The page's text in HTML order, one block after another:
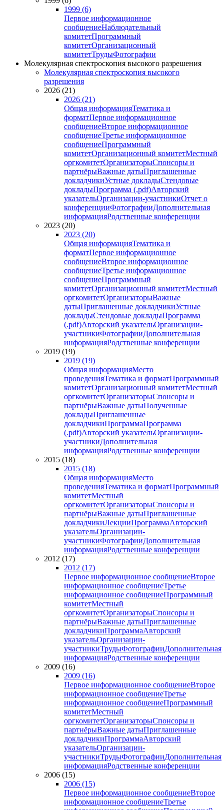
1999 (6)
Первое информационное
сообщениеНаблюдательный
комитетПрограммный
комитетОрганизационный
комитетТрудыФотографии
Молекулярная спектроскопия высокого разрешения
Молекулярная спектроскопия высокого
разрешения
2026 (21)
2026 (21)
Общая информацияТематика и
форматПервое информационное
сообщениеВторое информационное
сообщениеТретье информационное
сообщениеПрограммный
комитетОрганизационный комитетМестный
оргкомитетОрганизаторыСпонсоры и
партнёрыВажные датыПриглашенные
докладчикиУстные докладыСтендовые
докладыПрограмма (.pdf)Авторский
указательОрганизации-участникиОтчет о
конференцииФотографииДополнительная
информацияРодственные конференции
2023 (20)
2023 (20)
Общая информацияТематика и
форматПервое информационное
сообщениеВторое информационное
сообщениеТретье информационное
сообщениеПрограммный
комитетОрганизационный комитетМестный
оргкомитетОрганизаторыВажные
датыПриглашенные докладчикиУстные
докладыСтендовые докладыПрограмма
(.pdf)Авторский указательОрганизации-
участникиФотографииДополнительная
информацияРодственные конференции
2019 (19)
2019 (19)
Общая информацияМесто
проведенияТематика и форматПрограммный
комитетОрганизационный комитетМестный
оргкомитетОрганизаторыСпонсоры и
партнёрыВажные датыПолученные
докладыПриглашенные
докладчикиПрограммаПрограмма
(.pdf)Авторский указательОрганизации-
участникиДополнительная
информацияРодственные конференции
2015 (18)
2015 (18)
Общая информацияМесто
проведенияТематика и форматПрограммный
комитетМестный
оргкомитетОрганизаторыСпонсоры и
партнёрыВажные датыПриглашенные
докладчикиЛекцииПрограммаАвторский
указательОрганизации-
участникиФотографииДополнительная
информацияРодственные конференции
2012 (17)
2012 (17)
Первое информационное сообщениеВторое
информационное сообщениеТретье
информационное сообщениеПрограммный
комитетМестный
оргкомитетОрганизаторыСпонсоры и
партнёрыВажные датыПриглашенные
докладчикиПрограммаАвторский
указательОрганизации-
участникиТрудыФотографииДополнительная
информацияРодственные конференции
2009 (16)
2009 (16)
Первое информационное сообщениеВторое
информационное сообщениеТретье
информационное сообщениеПрограммный
комитетМестный
оргкомитетОрганизаторыСпонсоры и
партнёрыВажные датыПриглашенные
докладчикиПрограммаАвторский
указательОрганизации-
участникиТрудыФотографииДополнительная
информацияРодственные конференции
2006 (15)
2006 (15)
Первое информационное сообщениеВторое
информационное сообщениеТретье